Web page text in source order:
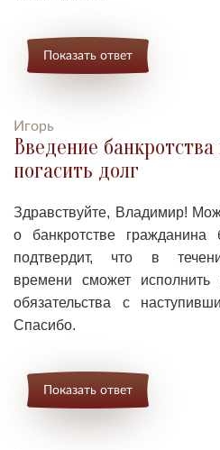
Показать ответ
Игорь
Введение
погасить долг
Здравствуйте, Владимир!
о банкротстве
подтвердит, что в
времени сможет
обязательства с
Спасибо.
Показать ответ